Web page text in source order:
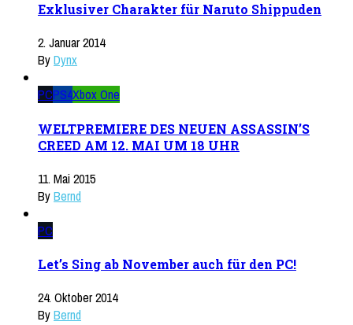
Exklusiver Charakter für Naruto Shippuden
2. Januar 2014
ByDynx
PCPS4Xbox One
WELTPREMIERE DES NEUEN ASSASSIN’S
CREED AM 12. MAI UM 18 UHR
11. Mai 2015
ByBernd
PC
Let’s Sing ab November auch für den PC!
24. Oktober 2014
ByBernd